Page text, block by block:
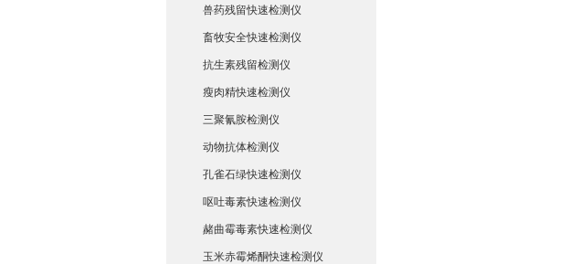
兽药残留快速检测仪
畜牧安全快速检测仪
抗生素残留检测仪
瘦肉精快速检测仪
三聚氰胺检测仪
动物抗体检测仪
孔雀石绿快速检测仪
呕吐毒素快速检测仪
赭曲霉毒素快速检测仪
玉米赤霉烯酮快速检测仪